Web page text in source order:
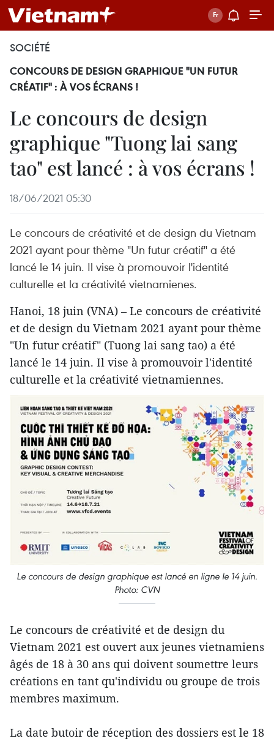
SOCIÉTÉ
CONCOURS DE DESIGN GRAPHIQUE "UN FUTUR
CRÉATIF" : À VOS ÉCRANS !
Le concours de design
graphique "Tuong lai sang
tao" est lancé : à vos écrans !
18/06/2021 05:30
Le concours de créativité et de design du Vietnam
2021 ayant pour thème "Un futur créatif" a été
lancé le 14 juin. Il vise à promouvoir l'identité
culturelle et la créativité vietnamienes.
Hanoi, 18 juin (VNA) – Le concours de créativité
et de design du Vietnam 2021 ayant pour thème
"Un futur créatif" (Tuong lai sang tao) a été
lancé le 14 juin. Il vise à promouvoir l'identité
culturelle et la créativité vietnamiennes.
Le concours de design graphique est lancé en ligne le 14 juin.
Photo: CVN
Le concours de créativité et de design du
Vietnam 2021 est ouvert aux jeunes vietnamiens
âgés de 18 à 30 ans qui doivent soumettre leurs
créations en tant qu'individu ou groupe de trois
membres maximum.
La date butoir de réception des dossiers est le 18